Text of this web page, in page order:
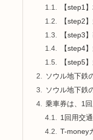
【step1
【step2
【step3
【step4
【step5
ソウル地下鉄
ソウル地下鉄
乗車券は、1
1回用交
T-money